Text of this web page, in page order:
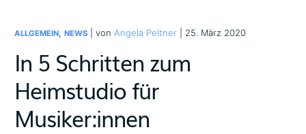
ALLGEMEIN,NEWS | von Angela Peltner | 25. März 2020
In 5 Schritten zum
Heimstudio für
Musiker:innen